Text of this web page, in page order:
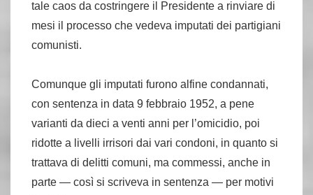
tale caos da costringere il Presidente a rinviare di
mesi il processo che vedeva imputati dei partigiani
comunisti.
Comunque gli imputati furono alfine condannati,
con sentenza in data 9 febbraio 1952, a pene
varianti da dieci a venti anni per l’omicidio, poi
ridotte a livelli irrisori dai vari condoni, in quanto si
trattava di delitti comuni, ma commessi, anche in
parte — così si scriveva in sentenza — per motivi